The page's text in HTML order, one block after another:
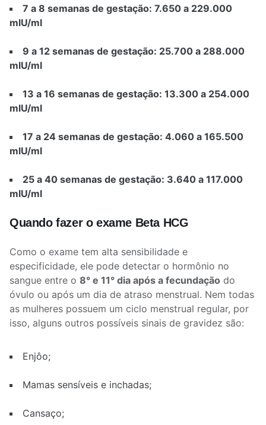
7 a 8 semanas de gestação: 7.650 a 229.000
mlU/ml
9 a 12 semanas de gestação: 25.700 a 288.000
mlU/ml
13 a 16 semanas de gestação: 13.300 a 254.000
mlU/ml
17 a 24 semanas de gestação: 4.060 a 165.500
mlU/ml
25 a 40 semanas de gestação: 3.640 a 117.000
mlU/ml
Quando fazer o exame Beta HCG
Como o exame tem alta sensibilidade e
especificidade, ele pode detectar o hormônio no
sangue entre o 8° e 11° dia após a fecundação do
óvulo ou após um dia de atraso menstrual. Nem todas
as mulheres possuem um ciclo menstrual regular, por
isso, alguns outros possíveis sinais de gravidez são:
Enjôo;
Mamas sensíveis e inchadas;
Cansaço;